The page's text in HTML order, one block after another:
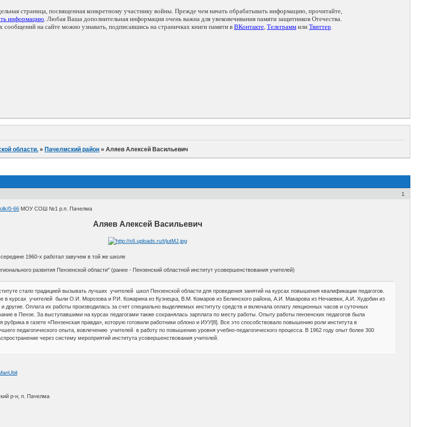
страница, посвященная конкретному участнику войны. Прежде чем начать обрабатывать информацию, прочитайте,
информацию. Любая Ваша дополнительная информация очень важна для увековечивания памяти защитников Отечества.
на сайте можно узнавать, подписавшись на страничках книги памяти в ВКонтакте, Телеграмм или Твиттер.
области. » Пачелмский район »Аляев Алексей Васильевич
1
0-66 МОУ СОШ №1 р.п. Пачелма
Аляев Алексей Васильевич
1960-х работал завучем в той же школе
развития Пензенской области" (ранее - Пензенский областной институт усовершенствования учителей)
стало традицией вызывать лучших учителей школ Пензенской области для проведения занятий на курсах повышения квалификации педагогов.
в курсах учителей были О.И. Морозова и Р.И. Кожарина из Кузнецка, В.М. Комаров из Белинского района, А.И. Макарова из Нечаевки, А.И. Худобин из
другие. Оплата их работы производилась за счет специально выделяемых институту средств и включала оплату лекционных часов и суточных
в Пензе. За выступавшими на курсах педагогами также сохранялась зарплата по месту работы. Опыту работы пензенских педагогов была
в газете «Пензенская правда», которую готовили работники облоно и ИУУ[8]. Все это способствовало повышению роли института в
педагогического опыта, вовлечению учителей в работу по повышению уровня учебно-педагогического процесса. В 1962 году опыт более 300
через систему мероприятий института усовершенствования учителей.
р-н, п. Пачелма